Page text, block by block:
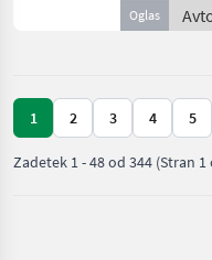
Oglas
1 2 3 4 5
Zadetek 1-48od 344 (Stran 1